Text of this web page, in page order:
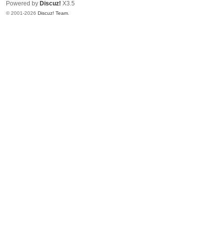
Powered by Discuz! X3.5
© 2001-2026 Discuz! Team